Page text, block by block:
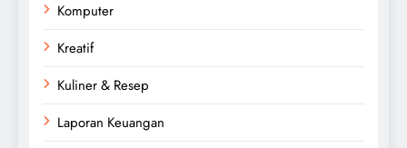
Komputer
Kreatif
Kuliner & Resep
Laporan Keuangan